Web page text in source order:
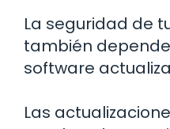
La seguridad de
también
software
Las